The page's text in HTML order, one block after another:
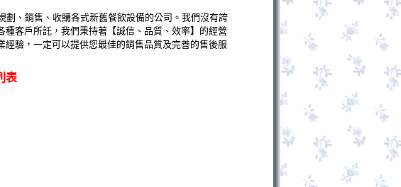
、銷售、收購各式新舊餐飲設備的公司。我們沒有誇
客戶所託，我們秉持著【誠信、品質、效率】的經營
驗，一定可以提供您最佳的銷售品質及完善的售後服
表